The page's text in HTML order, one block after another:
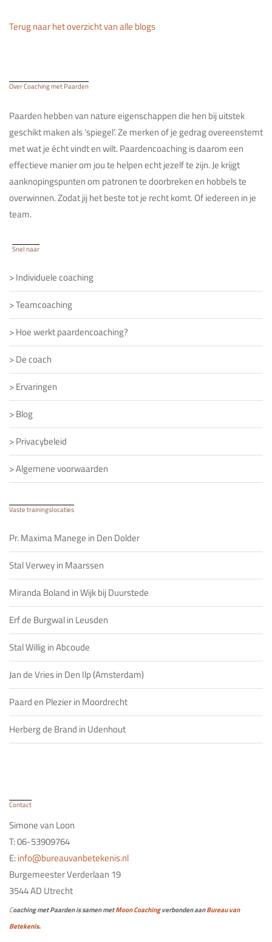
Terug naar het overzicht van alle blogs
Over Coaching met Paarden
Paarden hebben van nature eigenschappen die hen bij uitstek
geschikt maken als ‘spiegel’. Ze merken of je gedrag overeenstemt
met wat je écht vindt en wilt. Paardencoaching is daarom een
effectieve manier om jou te helpen echt jezelf te zijn. Je krijgt
aanknopingspunten om patronen te doorbreken en hobbels te
overwinnen. Zodat jij het beste tot je recht komt. Of iedereen in je
team.
Snel naar
>Individuele coaching
>Teamcoaching
>Hoe werkt paardencoaching?
>De coach
>Ervaringen
>Blog
>Privacybeleid
>Algemene voorwaarden
Vaste trainingslocaties
Pr. Maxima Manege in Den Dolder
Stal Verwey in Maarssen
Miranda Boland in Wijk bij Duurstede
Erf de Burgwal in Leusden
Stal Willig in Abcoude
Jan de Vries in Den Ilp (Amsterdam)
Paard en Plezier in Moordrecht
Herberg de Brand in Udenhout
Contact
Simone van Loon
T: 06-53909764
E:info@bureauvanbetekenis.nl
Burgemeester Verderlaan 19
3544 AD Utrecht
Coaching met Paarden is samen metMoon Coachingverbonden aanBureau van
Betekenis.